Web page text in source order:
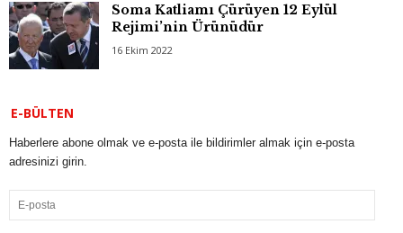
Soma Katliamı Çürüyen 12 Eylül
Rejimi’nin Ürünüdür
16 Ekim 2022
E-BÜLTEN
Haberlere abone olmak ve e-posta ile bildirimler almak için e-posta
adresinizi girin.
E-
posta